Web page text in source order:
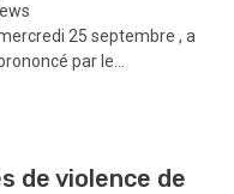
25 septembre , a
par le...
de violence de